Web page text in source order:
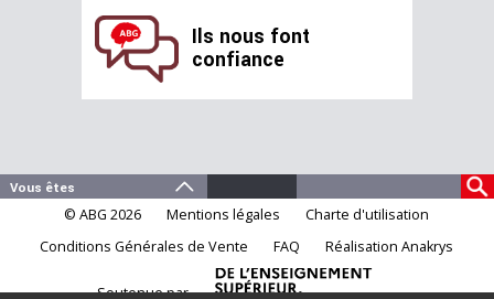
Ils nous font
confiance
© ABG 2026 Mentions légales
Charte d'utilisation
Conditions Générales de Vente
FAQ Réalisation Anakrys
Soutenue par